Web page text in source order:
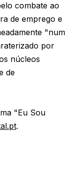
combate ao
de emprego e
"num
por
núcleos
de
"Eu Sou
.